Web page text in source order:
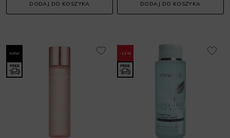
DODAJ DO KOSZYKA DODAJ DO KOSZYKA
NEW -12%